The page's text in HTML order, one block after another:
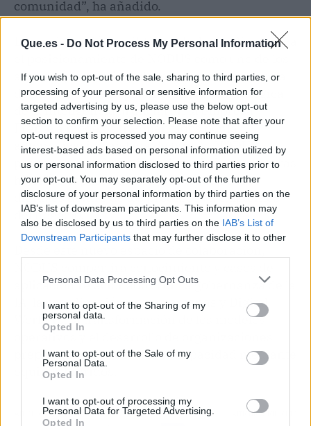
Que.es - Do Not Process My Personal Information
If you wish to opt-out of the sale, sharing to third parties, or
processing of your personal or sensitive information for
targeted advertising by us, please use the below opt-out
section to confirm your selection. Please note that after your
opt-out request is processed you may continue seeing
interest-based ads based on personal information utilized by
us or personal information disclosed to third parties prior to
your opt-out. You may separately opt-out of the further
disclosure of your personal information by third parties on the
IAB’s list of downstream participants. This information may
also be disclosed by us to third parties on the IAB’s List of
Downstream Participants that may further disclose it to other
Personal Data Processing Opt Outs
I want to opt-out of the Sharing of my
personal data.
Opted In
I want to opt-out of the Sale of my
Personal Data.
Opted In
I want to opt-out of processing my
Personal Data for Targeted Advertising.
Opted In
comunidad”, ha añadido.
La participación en CIONET Industry X refuerza
actores que está impulsando una nueva forma
de entender la adopción efectiva y estratégica
de la inteligencia artificial en la empresa.
Frente a modelos fragmentados por la
automatización aislada de tareas, NODUS
propone un enfoque basado en infraestructuras
híbridas capaces de integrar trabajadores
digitales dentro de los procesos ya existentes
del negocio.
aplicación relacionados con la gobernanza de la
IA, la coordinación entre personas y Digital
Workers, la transformación de los modelos
operativos y el desarrollo de organizaciones
preparadas para escalar su capacidad mediante
equipos híbridos.
Artículo anterior
Artículo siguiente